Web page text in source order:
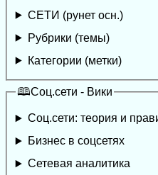
СЕТИ (рунет осн.)
Рубрики (темы)
Категории (метки)
🕮Соц.сети - Вики
Соц.сети: теория и
Бизнес в соцсетях
Сетевая аналитика